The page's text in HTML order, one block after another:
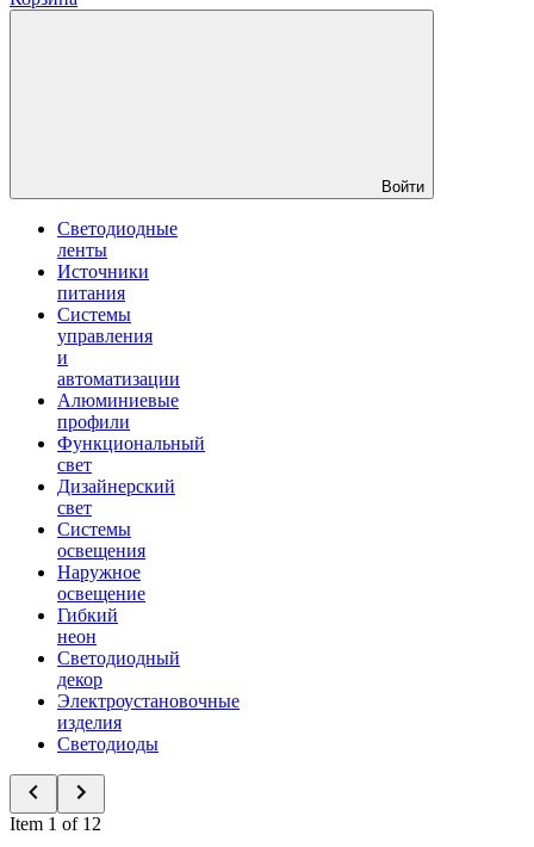
Войти
Светодиодные
ленты
Источники
питания
Системы
управления
и
автоматизации
Алюминиевые
профили
Функциональный
свет
Дизайнерский
свет
Системы
освещения
Наружное
освещение
Гибкий
неон
Светодиодный
декор
Электроустановочные
изделия
Светодиоды
Item 1 of 12